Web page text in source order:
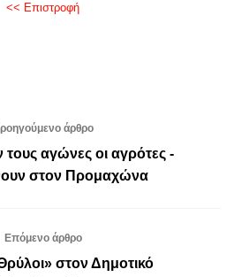
<< Επιστροφή
άρθρο
τους αγώνες οι αγρότες -
στον Προμαχώνα
Επόμενο άρθρο
στον Δημοτικό